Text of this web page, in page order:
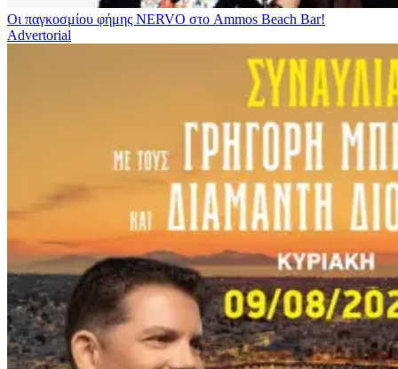
Οι παγκοσμίου φήμης NERVO στο Ammos Beach Bar!
Advertorial